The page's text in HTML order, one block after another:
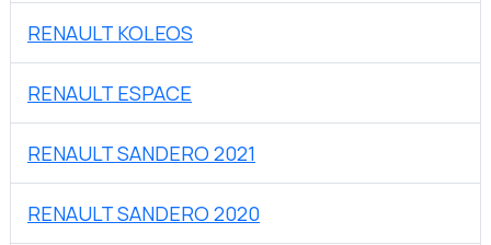
RENAULT KOLEOS
RENAULT ESPACE
RENAULT SANDERO 2021
RENAULT SANDERO 2020